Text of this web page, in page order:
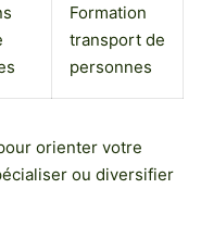
Formation
transport de
personnes
orienter votre
ou diversifier